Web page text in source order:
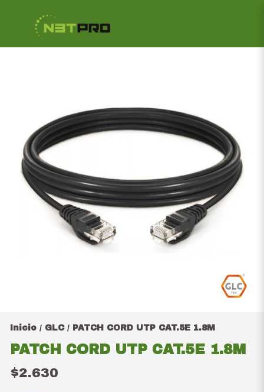
Inicio / GLC / PATCH CORD UTP CAT.5E 1.8M
PATCH CORD UTP CAT.5E 1.8M
$2.630